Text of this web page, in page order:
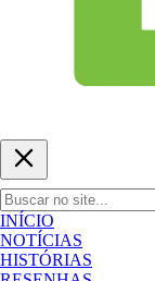
INÍCIO
NOTÍCIAS
HISTÓRIAS